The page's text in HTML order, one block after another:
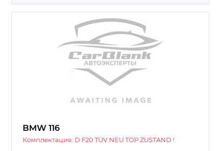
BMW 116
Комплектация: D F20 TÜV NEU TOP ZUSTAND !